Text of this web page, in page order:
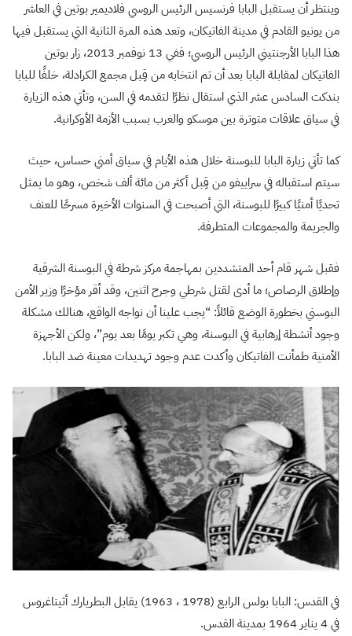
وينتظر أن يستقبل البابا فرنسيس الرئيس الروسي فلاديمير بوتين في العاشر
من يونيو القادم في مدينة الفاتيكان، وتعد هذه المرة الثانية التي يستقبل فيها
هذا البابا الأرجنتيني الرئيس الروسي؛ ففي 13 نوفمبر 2013، زار بوتين
الفاتيكان لمقابلة البابا بعد أن تم انتخابه من قِبل مجمع الكرادلة، خلفًا للبابا
بندكت السادس عشر الذي استقال نظرًا لتقدمه في السن، وتأتي هذه الزيارة
في سياق علاقات متوترة بين موسكو والغرب بسبب الأزمة الأوكرانية.
كما تأتي زيارة البابا للبوسنة خلال هذه الأيام في سياق أمني حساس، حيث
سيتم استقباله في سراييفو من قِبل أكثر من مائة ألف شخص، وهو ما يمثل
تحديًا أمنيًا كبيرًا للبوسنة، التي أصبحت في السنوات الأخيرة مسرحًا للعنف
والجريمة والمجموعات المتطرفة.
فقبل شهر قام أحد المتشددين بمهاجمة مركز شرطة في البوسنة الشرقية
وإطلاق الرصاص؛ ما أدى لقتل شرطي وجرح اثنين، وقد أقر مؤخرًا وزير الأمن
البوسني بخطورة الوضع قائلاً: “يجب علينا أن نواجه الواقع، هنالك مشكلة
وجود أنشطة إرهابية في البوسنة، وهي تكبر يومًا بعد يوم”، ولكن الأجهزة
الأمنية طمأنت الفاتيكان وأكدت عدم وجود تهديدات معينة ضد البابا.
في القدس: البابا بولس الرابع (1978 ، 1963) يقابل البطريارك أثيناغروس
في 4 يناير 1964 بمدينة القدس.